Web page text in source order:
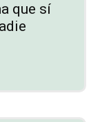
que sí